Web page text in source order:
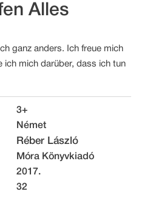
Alles
ganz anders. Ich freue mich
ich mich darüber, dass ich tun
3+
Német
Réber László
Móra Könyvkiadó
2017.
32